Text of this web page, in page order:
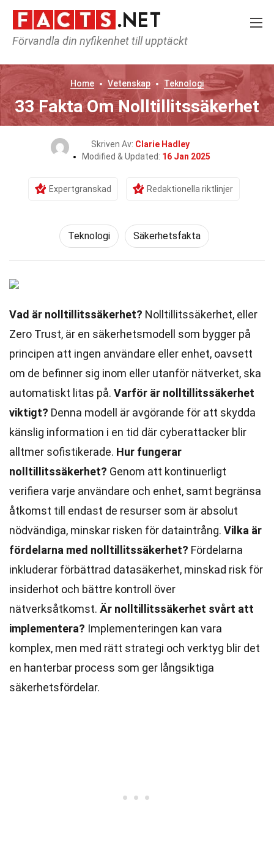
Förvandla din nyfikenhet till upptäckt
Home Vetenskap Teknologi
33 Fakta Om Nolltillitssäkerhet
Skriven Av: Clarie Hadley
Modified & Updated: 16 Jan 2025
Expertgranskad Redaktionella riktlinjer
Teknologi Säkerhetsfakta
Vad är nolltillitssäkerhet? Nolltillitssäkerhet, eller
Zero Trust, är en säkerhetsmodell som bygger på
principen att ingen användare eller enhet, oavsett
om de befinner sig inom eller utanför nätverket, ska
automatiskt litas på. Varför är nolltillitssäkerhet
viktigt? Denna modell är avgörande för att skydda
känslig information i en tid där cyberattacker blir
alltmer sofistikerade. Hur fungerar
nolltillitssäkerhet? Genom att kontinuerligt
verifiera varje användare och enhet, samt begränsa
åtkomst till endast de resurser som är absolut
nödvändiga, minskar risken för dataintrång. Vilka är
fördelarna med nolltillitssäkerhet? Fördelarna
inkluderar förbättrad datasäkerhet, minskad risk för
insiderhot och bättre kontroll över
nätverksåtkomst. Är nolltillitssäkerhet svårt att
implementera? Implementeringen kan vara
komplex, men med rätt strategi och verktyg blir det
en hanterbar process som ger långsiktiga
säkerhetsfördelar.